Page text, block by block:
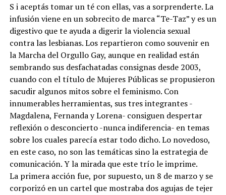
S i aceptás tomar un té con ellas, vas a sorprenderte. La
infusión viene en un sobrecito de marca “Te-Taz” y es un
digestivo que te ayuda a digerir la violencia sexual
contra las lesbianas. Los repartieron como souvenir en
la Marcha del Orgullo Gay, aunque en realidad están
sembrando sus desfachatadas consignas desde 2003,
cuando con el título de Mujeres Públicas se propusieron
sacudir algunos mitos sobre el feminismo. Con
innumerables herramientas, sus tres integrantes -
Magdalena, Fernanda y Lorena- consiguen despertar
reflexión o desconcierto -nunca indiferencia- en temas
sobre los cuales parecía estar todo dicho. Lo novedoso,
en este caso, no son las temáticas sino la estrategia de
comunicación. Y la mirada que este trío le imprime.
La primera acción fue, por supuesto, un 8 de marzo y se
corporizó en un cartel que mostraba dos agujas de tejer